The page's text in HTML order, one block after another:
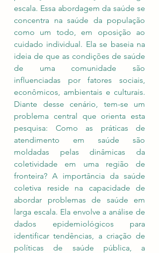
escala. Essa abordagem da saúde se
concentra na saúde da população
como um todo, em oposição ao
cuidado individual. Ela se baseia na
ideia de que as condições de saúde
de uma comunidade são
influenciadas por fatores sociais,
econômicos, ambientais e culturais.
Diante desse cenário, tem-se um
problema central que orienta esta
pesquisa: Como as práticas de
atendimento em saúde são
moldadas pelas dinâmicas da
coletividade em uma região de
fronteira? A importância da saúde
coletiva reside na capacidade de
abordar problemas de saúde em
larga escala. Ela envolve a análise de
dados epidemiológicos para
identificar tendências, a criação de
políticas de saúde pública, a